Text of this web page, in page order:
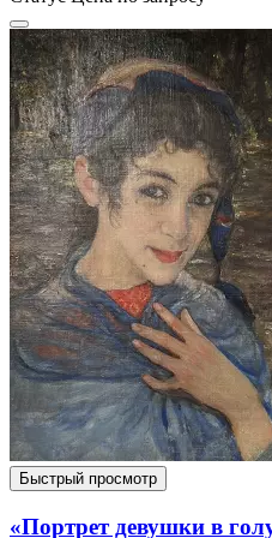
Быстрый просмотр
«Портрет девушки в